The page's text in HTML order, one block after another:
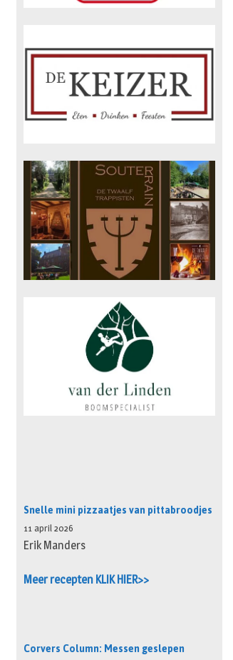
Snelle mini pizzaatjes van pittabroodjes
11 april 2026
Erik Manders
Meer recepten KLIK HIER>>
Corvers Column: Messen geslepen